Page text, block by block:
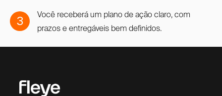
3
Você receberá um plano de ação claro, com
prazos e entregáveis bem definidos.